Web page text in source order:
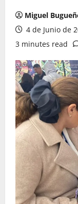
Miguel
4 de Junio de
3 minutes read